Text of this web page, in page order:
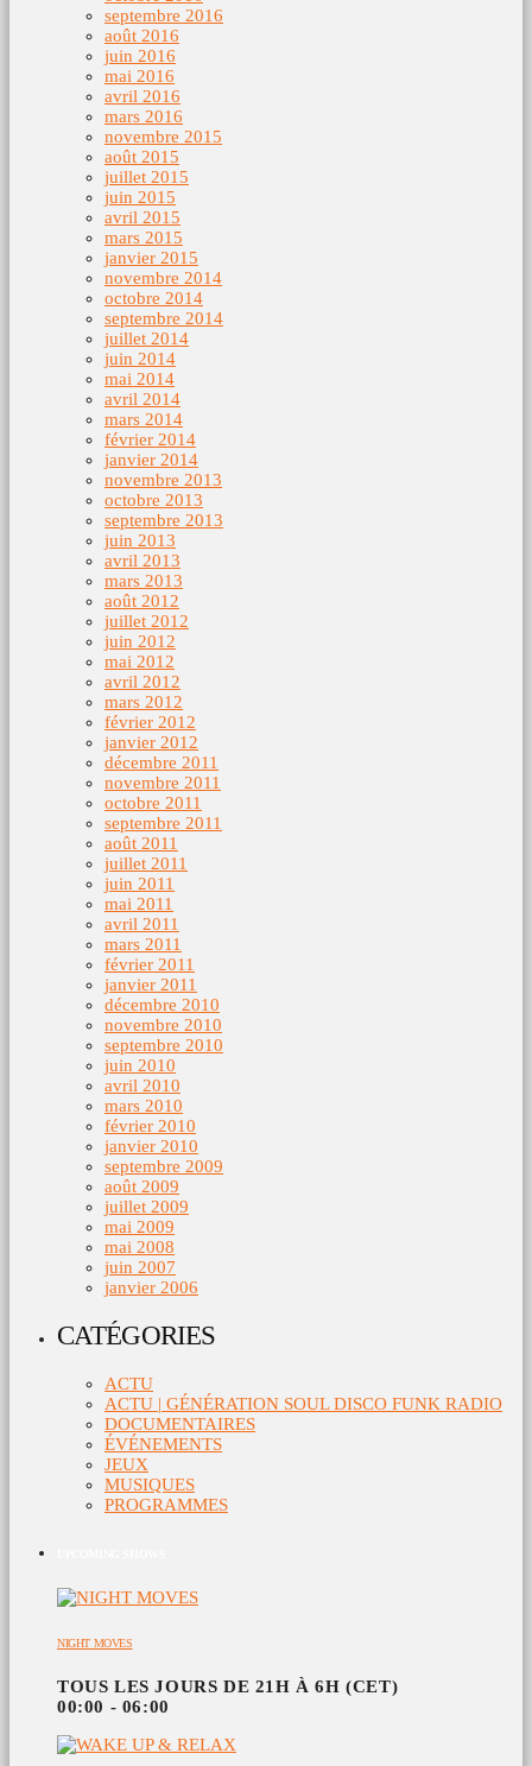
septembre 2016
août 2016
juin 2016
mai 2016
avril 2016
mars 2016
novembre 2015
août 2015
juillet 2015
juin 2015
avril 2015
mars 2015
janvier 2015
novembre 2014
octobre 2014
septembre 2014
juillet 2014
juin 2014
mai 2014
avril 2014
mars 2014
février 2014
janvier 2014
novembre 2013
octobre 2013
septembre 2013
juin 2013
avril 2013
mars 2013
août 2012
juillet 2012
juin 2012
mai 2012
avril 2012
mars 2012
février 2012
janvier 2012
décembre 2011
novembre 2011
octobre 2011
septembre 2011
août 2011
juillet 2011
juin 2011
mai 2011
avril 2011
mars 2011
février 2011
janvier 2011
décembre 2010
novembre 2010
septembre 2010
juin 2010
avril 2010
mars 2010
février 2010
janvier 2010
septembre 2009
août 2009
juillet 2009
mai 2009
mai 2008
juin 2007
janvier 2006
CATÉGORIES
ACTU
ACTU | GÉNÉRATION SOUL DISCO FUNK RADIO
DOCUMENTAIRES
ÉVÉNEMENTS
JEUX
MUSIQUES
PROGRAMMES
NIGHT MOVES
TOUS LES JOURS DE 21H À 6H (CET)
00:00 - 06:00